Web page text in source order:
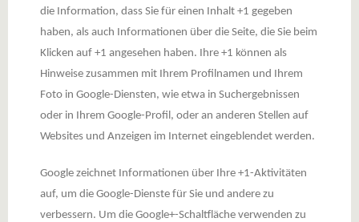
die Information, dass Sie für einen Inhalt +1 gegeben
haben, als auch Informationen über die Seite, die Sie beim
Klicken auf +1 angesehen haben. Ihre +1 können als
Hinweise zusammen mit Ihrem Profilnamen und Ihrem
Foto in Google-Diensten, wie etwa in Suchergebnissen
oder in Ihrem Google-Profil, oder an anderen Stellen auf
Websites und Anzeigen im Internet eingeblendet werden.
Google zeichnet Informationen über Ihre +1-Aktivitäten
auf, um die Google-Dienste für Sie und andere zu
verbessern. Um die Google+-Schaltfläche verwenden zu